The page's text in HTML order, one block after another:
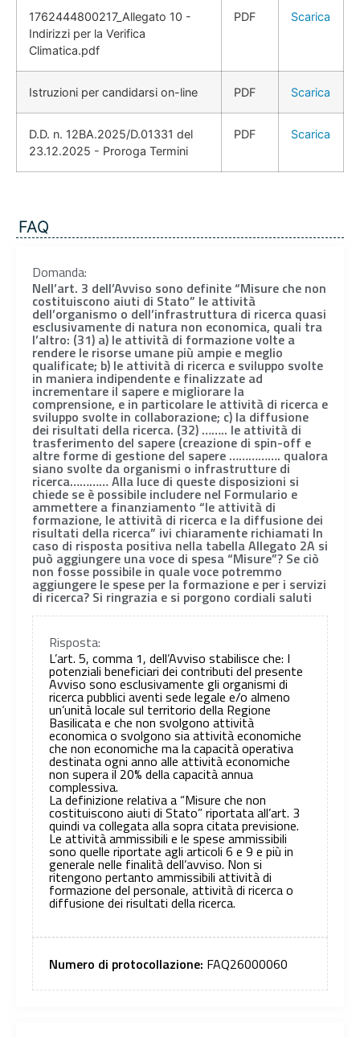
1762444800217_Allegato 10 -
Indirizzi per la Verifica
Climatica.pdf
PDF Scarica
Istruzioni per candidarsi on-line PDF Scarica
D.D. n. 12BA.2025/D.01331 del
23.12.2025 - Proroga Termini
PDF Scarica
FAQ
Domanda:
Nell’art. 3 dell’Avviso sono definite “Misure che non
costituiscono aiuti di Stato” le attività
dell’organismo o dell’infrastruttura di ricerca quasi
esclusivamente di natura non economica, quali tra
l’altro: (31) a) le attività di formazione volte a
rendere le risorse umane più ampie e meglio
qualificate; b) le attività di ricerca e sviluppo svolte
in maniera indipendente e finalizzate ad
incrementare il sapere e migliorare la
comprensione, e in particolare le attività di ricerca e
sviluppo svolte in collaborazione; c) la diffusione
dei risultati della ricerca. (32) …….. le attività di
trasferimento del sapere (creazione di spin-off e
altre forme di gestione del sapere ……………. qualora
siano svolte da organismi o infrastrutture di
ricerca………… Alla luce di queste disposizioni si
chiede se è possibile includere nel Formulario e
ammettere a finanziamento “le attività di
formazione, le attività di ricerca e la diffusione dei
risultati della ricerca” ivi chiaramente richiamati In
caso di risposta positiva nella tabella Allegato 2A si
può aggiungere una voce di spesa “Misure”? Se ciò
non fosse possibile in quale voce potremmo
aggiungere le spese per la formazione e per i servizi
di ricerca? Si ringrazia e si porgono cordiali saluti
Risposta:
L’art. 5, comma 1, dell’Avviso stabilisce che: I
potenziali beneficiari dei contributi del presente
Avviso sono esclusivamente gli organismi di
ricerca pubblici aventi sede legale e/o almeno
un’unità locale sul territorio della Regione
Basilicata e che non svolgono attività
economica o svolgono sia attività economiche
che non economiche ma la capacità operativa
destinata ogni anno alle attività economiche
non supera il 20% della capacità annua
complessiva.
La definizione relativa a “Misure che non
costituiscono aiuti di Stato” riportata all’art. 3
quindi va collegata alla sopra citata previsione.
Le attività ammissibili e le spese ammissibili
sono quelle riportate agli articoli 6 e 9 e più in
generale nelle finalità dell’avviso. Non si
ritengono pertanto ammissibili attività di
formazione del personale, attività di ricerca o
diffusione dei risultati della ricerca.
Numero di protocollazione: FAQ26000060